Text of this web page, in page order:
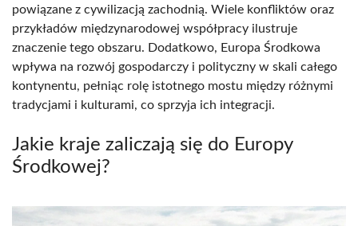
powiązane z cywilizacją zachodnią. Wiele konfliktów oraz
przykładów międzynarodowej współpracy ilustruje
znaczenie tego obszaru. Dodatkowo, Europa Środkowa
wpływa na rozwój gospodarczy i polityczny w skali całego
kontynentu, pełniąc rolę istotnego mostu między różnymi
tradycjami i kulturami, co sprzyja ich integracji.
Jakie kraje zaliczają się do Europy
Środkowej?